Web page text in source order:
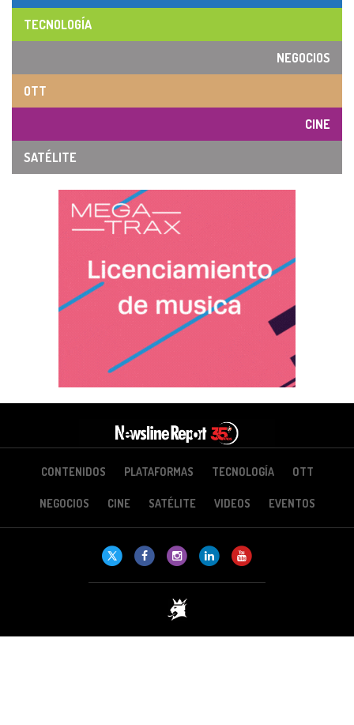
TECNOLOGÍA
NEGOCIOS
OTT
CINE
SATÉLITE
CONTENIDOS PLATAFORMAS TECNOLOGÍA OTT
NEGOCIOS CINE SATÉLITE VIDEOS EVENTOS